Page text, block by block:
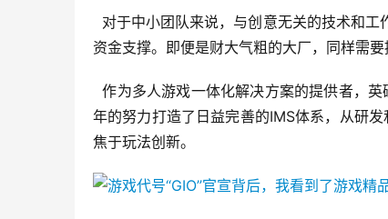
对于中小团队来说，与创意无关的技术和工
资金支撑。即便是财大气粗的大厂，同样需
作为多人游戏一体化解决方案的提供者，
年的努力打造了日益完善的IMS体系，从研
焦于玩法创新。